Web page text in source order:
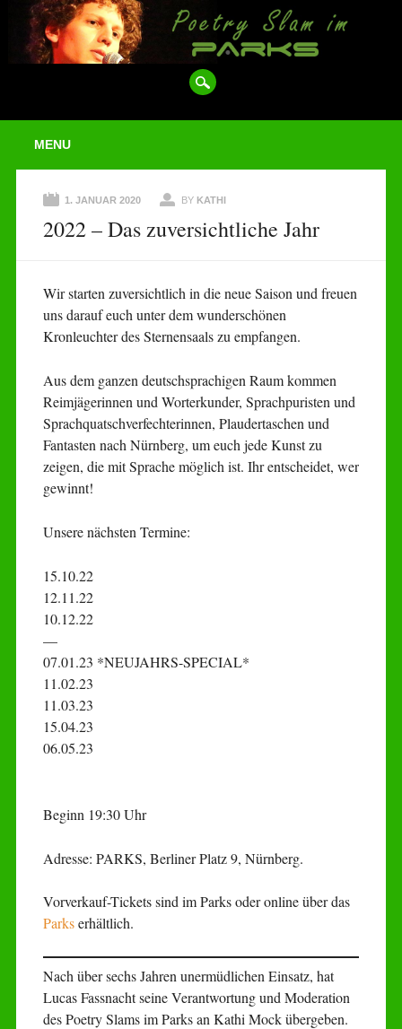
Main menu
content
MENU
1. JANUAR 2020 BY KATHI
2022 – Das zuversichtliche Jahr
Wir starten zuversichtlich in die neue Saison und freuen
uns darauf euch unter dem wunderschönen
Kronleuchter des Sternensaals zu empfangen.
Aus dem ganzen deutschsprachigen Raum kommen
Reimjägerinnen und Worterkunder, Sprachpuristen und
Sprachquatschverfechterinnen, Plaudertaschen und
Fantasten nach Nürnberg, um euch jede Kunst zu
zeigen, die mit Sprache möglich ist. Ihr entscheidet, wer
gewinnt!
Unsere nächsten Termine:
15.10.22
12.11.22
10.12.22
—
07.01.23 *NEUJAHRS-SPECIAL*
11.02.23
11.03.23
15.04.23
06.05.23
Beginn 19:30 Uhr
Adresse: PARKS, Berliner Platz 9, Nürnberg.
Vorverkauf-Tickets sind im Parks oder online über das
Parkserhältlich.
Nach über sechs Jahren unermüdlichen Einsatz, hat
Lucas Fassnacht seine Verantwortung und Moderation
des Poetry Slams im Parks an Kathi Mock übergeben.